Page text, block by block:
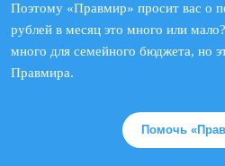
Поэтому «Правмир» просит вас о
рублей в месяц это много или
много для семейного бюджета, но
Правмира.
Помочь